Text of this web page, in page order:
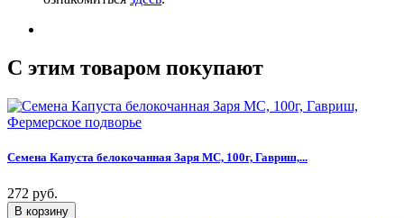
C этим товаром покупают
Семена Капуста белокочанная Заря МС, 100г, Гавриш,...
272 руб.